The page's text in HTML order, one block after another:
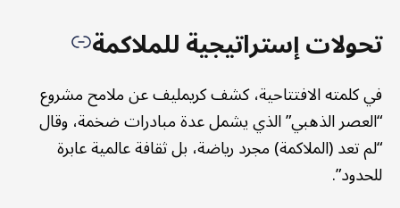
تحولات إستراتيجية للملاكمة
في كلمته الافتتاحية، كشف كريمليف عن ملامح مشروع
“العصر الذهبي” الذي يشمل عدة مبادرات ضخمة، وقال
“لم تعد (الملاكمة) مجرد رياضة، بل ثقافة عالمية عابرة
للحدود”.